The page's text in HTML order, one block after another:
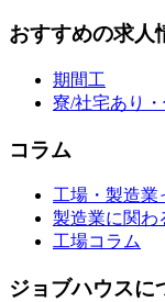
おすすめの求人
期間工
寮/社宅あり
コラム
工場・製造業
製造業に関わ
工場コラム
ジョブハウスに